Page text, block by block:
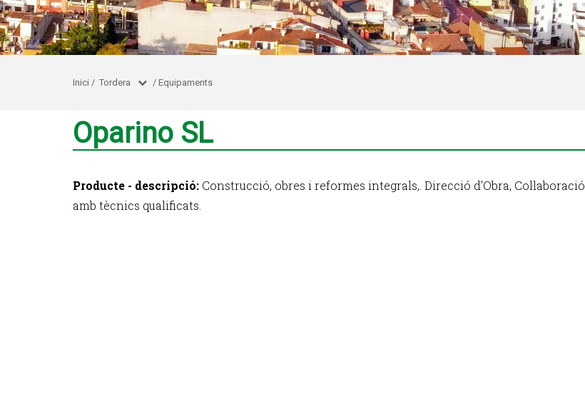
Inici / Tordera / Equipaments
Oparino SL
Producte - descripció: Construcció, obres i reformes integrals,. Direcció d'Obra, Col·laboració
amb tècnics qualificats.